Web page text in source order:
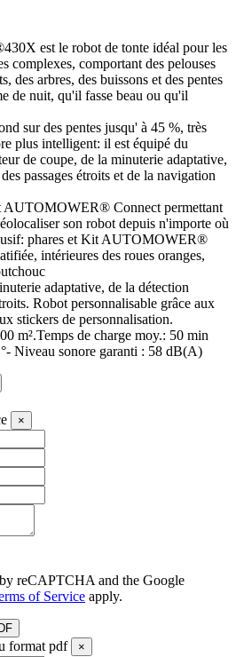
est le robot de tonte idéal pour les
complexes, comportant des pelouses
des arbres, des buissons et des pentes
de nuit, qu'il fasse beau ou qu'il
sur des pentes jusqu' à 45 %, très
plus intelligent: il est équipé du
de coupe, de la minuterie adaptative,
passages étroits et de la navigation
AUTOMOWER® Connect permettant
son robot depuis n'importe où
phares et Kit AUTOMOWER®
intérieures des roues oranges,
adaptative, de la détection
Robot personnalisable grâce aux
stickers de personnalisation.
m².Temps de charge moy.: 50 min
Niveau sonore garanti : 58 dB(A)
×
reCAPTCHA and the Google
of Service apply.
format pdf ×